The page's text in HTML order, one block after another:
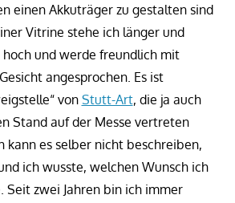
einen Akkuträger zu gestalten sind
Vitrine stehe ich länger und
und werde freundlich mit
angesprochen. Es ist
von Stutt-Art, die ja auch
Stand auf der Messe vertreten
kann es selber nicht beschreiben,
ich wusste, welchen Wunsch ich
Seit zwei Jahren bin ich immer